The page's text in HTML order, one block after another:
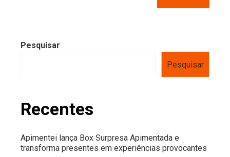
Pesquisar
Pesquisar
Recentes
Apimentei lança Box Surpresa Apimentada e
transforma presentes em experiências provocantes